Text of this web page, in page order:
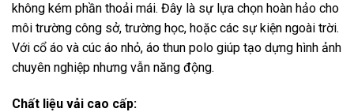
không kém phần thoải mái. Đây là sự lựa chọn hoàn hảo cho
môi trường công sở, trường học, hoặc các sự kiện ngoài trời.
Với cổ áo và cúc áo nhỏ, áo thun polo giúp tạo dựng hình ảnh
chuyên nghiệp nhưng vẫn năng động.
Chất liệu vải cao cấp: